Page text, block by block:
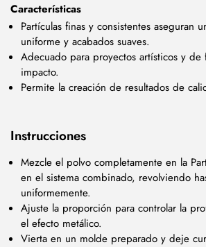
Características
Partículas finas y consistentes aseguran
uniforme y acabados suaves.
Adecuado para proyectos artísticos y
impacto.
Permite la creación de resultados de
Instrucciones
Mezcle el polvo completamente en la
en el sistema combinado, revolviendo
uniformemente.
Ajuste la proporción para controlar la
el efecto metálico.
Vierta en un molde preparado y deje